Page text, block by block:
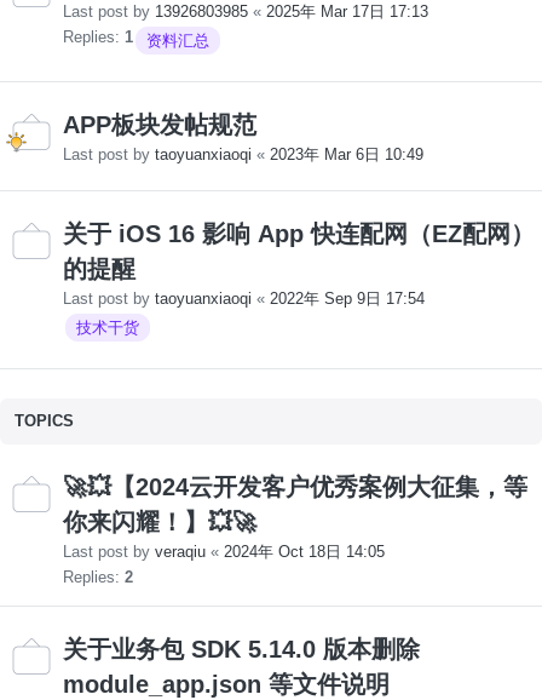
Last post by 13926803985 « 2025年 Mar 17日 17:13
Replies: 1 资料汇总
APP板块发帖规范
Last post by taoyuanxiaoqi « 2023年 Mar 6日 10:49
关于 iOS 16 影响 App 快连配网（EZ配网）
的提醒
Last post by taoyuanxiaoqi « 2022年 Sep 9日 17:54
技术干货
TOPICS
🚀💥【2024云开发客户优秀案例大征集，等
你来闪耀！】💥🚀
Last post by veraqiu « 2024年 Oct 18日 14:05
Replies: 2
关于业务包 SDK 5.14.0 版本删除
module_app.json 等文件说明